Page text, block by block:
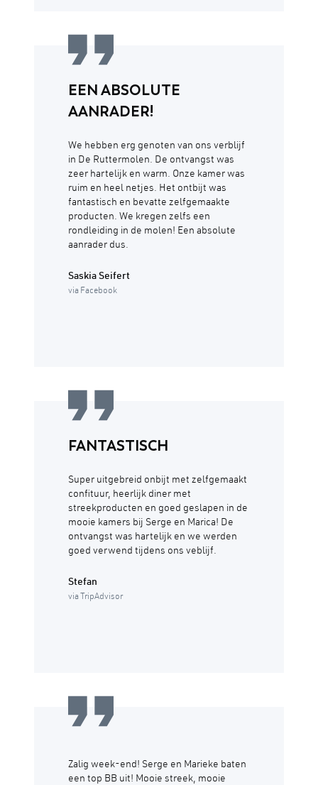
EEN ABSOLUTE
AANRADER!
We hebben erg genoten van ons verblijf
in De Ruttermolen. De ontvangst was
zeer hartelijk en warm. Onze kamer was
ruim en heel netjes. Het ontbijt was
fantastisch en bevatte zelfgemaakte
producten. We kregen zelfs een
rondleiding in de molen! Een absolute
aanrader dus.
Saskia Seifert
via Facebook
FANTASTISCH
Super uitgebreid onbijt met zelfgemaakt
confituur, heerlijk diner met
streekproducten en goed geslapen in de
mooie kamers bij Serge en Marica! De
ontvangst was hartelijk en we werden
goed verwend tijdens ons veblijf.
Stefan
via TripAdvisor
Zalig week-end! Serge en Marieke baten
een top BB uit! Mooie streek, mooie